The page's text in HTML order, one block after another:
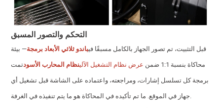
التحكم والتصور المسبق
قبل التثبيت، تم تصور الجهاز بالكامل مسبقًا فيباندو ثلاثي الأبعاد برمجة— بيئة
محاكاة بنسبة 1:1 ضمن عرض نظام التشغيل الآلينظام المحارب الأسودتمت
برمجة كل تسلسل إشارات، ومراجعته، واعتماده على الشاشة قبل تشغيل أي
جهاز في الموقع. ما تم تأكيده في المحاكاة هو ما يتم تنفيذه في الغرفة.